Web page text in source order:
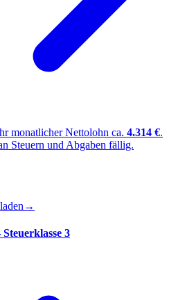
monatlicher Nettolohn ca. 4.314 €.
Steuern und Abgaben fällig.
laden →
3